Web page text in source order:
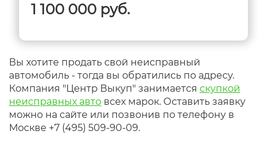
1 100 000 руб.
Вы хотите продать свой неисправный
автомобиль - тогда вы обратились по адресу.
Компания "Центр Выкуп" занимается скупкой
неисправных авто всех марок. Оставить заявку
можно на сайте или позвонив по телефону в
Москве +7 (495) 509-90-09.